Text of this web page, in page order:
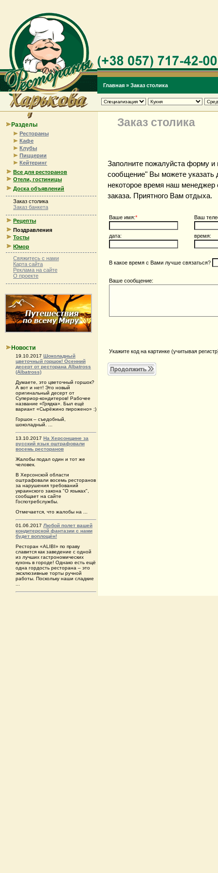
Главная » Заказ столика
Разделы
Рестораны
Кафе
Клубы
Пиццерии
Кейтеринг
Все для ресторанов
Отели, гостиницы
Доска объявлений
Заказ столика
Заказ банкета
Рецепты
Поздравления
Тосты
Юмор
Свяжитесь с нами
Карта сайта
Реклама на сайте
О проекте
Новости
19.10.2017 Шоколадный
цветочный горшок! Осенний
десерт от ресторана Albatross
(Albatross)
Думаете, это цветочный горшок?
А вот и нет! Это новый
оригинальный десерт от
Супериор-кондитеров! Рабочее
название «Грядка». Был ещё
вариант «Сырёжино пирожено» :)
Горшок – съедобный,
шоколадный. ...
13.10.2017 На Херсонщине за
русский язык оштрафовали
восемь ресторанов
Жалобы подал один и тот же
человек.
В Херсонской области
оштрафовали восемь ресторанов
за нарушения требований
украинского закона "О языках",
сообщает на сайте
Госпотребслужбы.
Отмечается, что жалобы на ...
01.06.2017 Любой полет вашей
кондитерской фантазии с нами
будет воплощён!
Ресторан «ALIBI» по праву
славится как заведение с одной
из лучших гастрономических
кухонь в городе! Однако есть ещё
одна гордость ресторана – это
эксклюзивные торты ручной
работы. Поскольку наши сладкие
Заказ столика
Заполните пожалуйста форму
сообщение" Вы можете указать
некоторое время наш
заказа. Приятного Вам отдыха.
Ваше имя:* Ваш
дата: время:
В какое время с Вами лучше связаться?
Ваше сообщение:
Укажите код на картинке (учитывая